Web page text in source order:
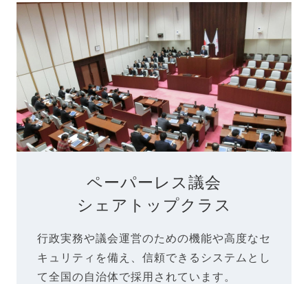
ペーパーレス議会
シェアトップクラス
行政実務や議会運営のための機能や高度なセ
キュリティを備え、信頼できるシステムとし
て全国の自治体で採用されています。